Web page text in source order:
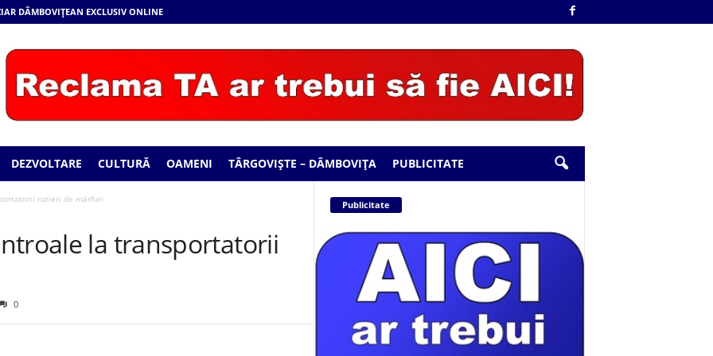
DÂMBOVIȚEAN EXCLUSIV ONLINE
DEZVOLTARE CULTURĂ OAMENI TÂRGOVIȘTE – DÂMBOVIȚA PUBLICITATE
rutieri de mărfuri
la transportatorii
0
Publicitate